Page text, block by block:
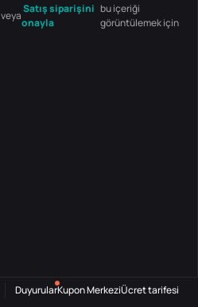
veya
Satış siparişini
onayla
bu içeriği
görüntülemek için
DuyurularKupon MerkeziÜcret tarifesi